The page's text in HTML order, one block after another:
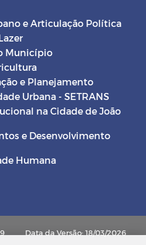
e Articulação Política
Município
e Planejamento
Urbana - SETRANS
na Cidade de João
e Desenvolvimento
Humana
Data da Versão: 18/03/2026